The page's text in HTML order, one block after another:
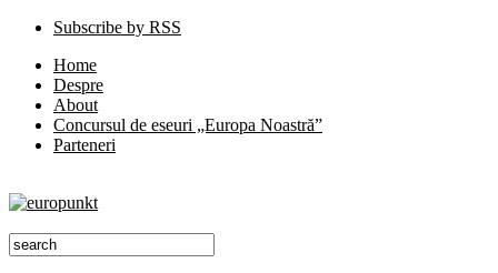
Subscribe by RSS
Home
Despre
About
Concursul de eseuri „Europa Noastră”
Parteneri